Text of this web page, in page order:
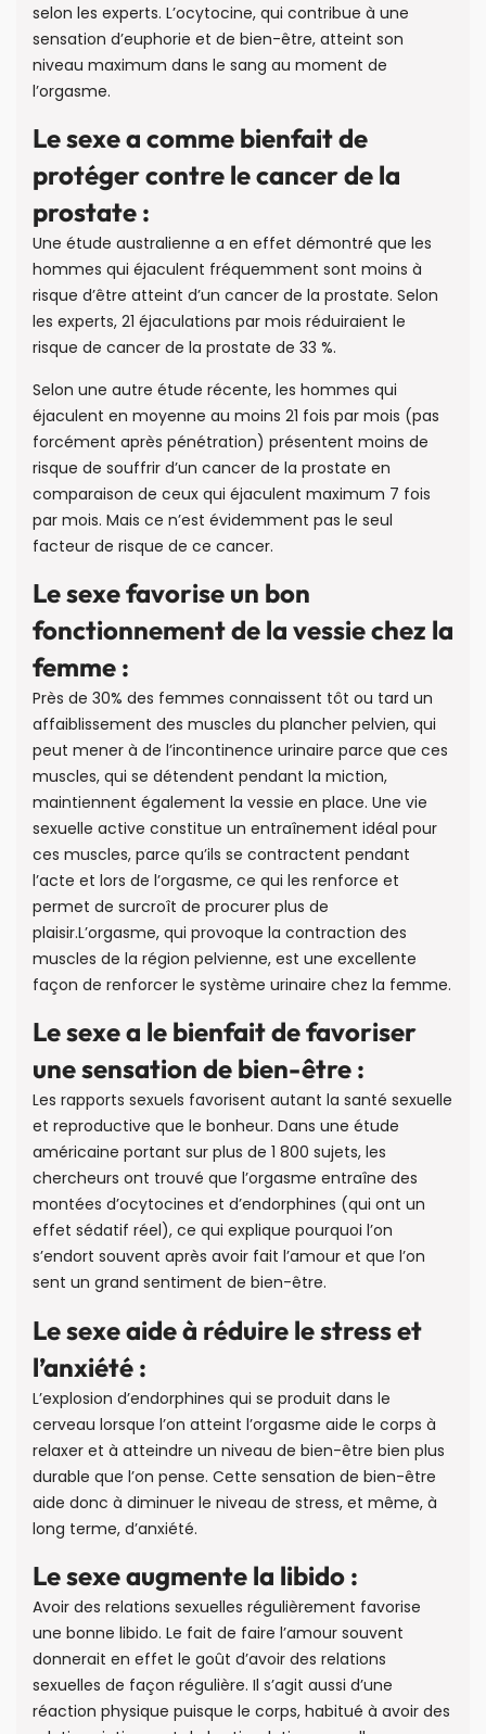
selon les experts. L’ocytocine, qui contribue à une
sensation d’euphorie et de bien-être, atteint son
niveau maximum dans le sang au moment de
l’orgasme.
Le sexe a comme bienfait de
protéger contre le cancer de la
prostate :
Une étude australienne a en effet démontré que les
hommes qui éjaculent fréquemment sont moins à
risque d’être atteint d’un cancer de la prostate. Selon
les experts, 21 éjaculations par mois réduiraient le
risque de cancer de la prostate de 33 %.
Selon une autre étude récente, les hommes qui
éjaculent en moyenne au moins 21 fois par mois (pas
forcément après pénétration) présentent moins de
risque de souffrir d’un cancer de la prostate en
comparaison de ceux qui éjaculent maximum 7 fois
par mois. Mais ce n’est évidemment pas le seul
facteur de risque de ce cancer.
Le sexe favorise un bon
fonctionnement de la vessie chez la
femme :
Près de 30% des femmes connaissent tôt ou tard un
affaiblissement des muscles du plancher pelvien, qui
peut mener à de l’incontinence urinaire parce que ces
muscles, qui se détendent pendant la miction,
maintiennent également la vessie en place. Une vie
sexuelle active constitue un entraînement idéal pour
ces muscles, parce qu’ils se contractent pendant
l’acte et lors de l’orgasme, ce qui les renforce et
permet de surcroît de procurer plus de
plaisir.L’orgasme, qui provoque la contraction des
muscles de la région pelvienne, est une excellente
façon de renforcer le système urinaire chez la femme.
Le sexe a le bienfait de favoriser
une sensation de bien-être :
Les rapports sexuels favorisent autant la santé sexuelle
et reproductive que le bonheur. Dans une étude
américaine portant sur plus de 1 800 sujets, les
chercheurs ont trouvé que l’orgasme entraîne des
montées d’ocytocines et d’endorphines (qui ont un
effet sédatif réel), ce qui explique pourquoi l’on
s’endort souvent après avoir fait l’amour et que l’on
sent un grand sentiment de bien-être.
Le sexe aide à réduire le stress et
l’anxiété :
L’explosion d’endorphines qui se produit dans le
cerveau lorsque l’on atteint l’orgasme aide le corps à
relaxer et à atteindre un niveau de bien-être bien plus
durable que l’on pense. Cette sensation de bien-être
aide donc à diminuer le niveau de stress, et même, à
long terme, d’anxiété.
Le sexe augmente la libido :
Avoir des relations sexuelles régulièrement favorise
une bonne libido. Le fait de faire l’amour souvent
donnerait en effet le goût d’avoir des relations
sexuelles de façon régulière. Il s’agit aussi d’une
réaction physique puisque le corps, habitué à avoir des